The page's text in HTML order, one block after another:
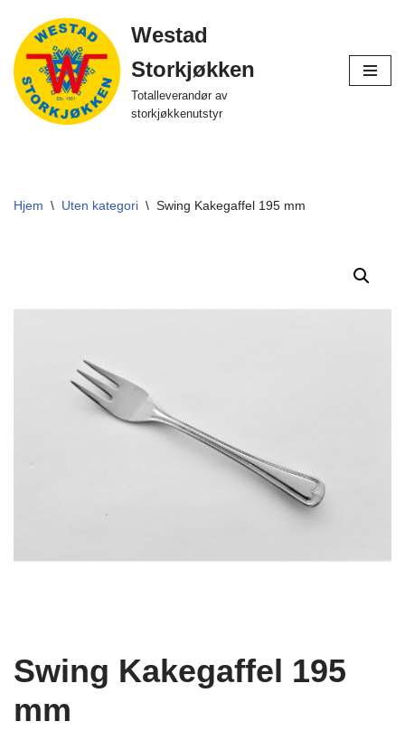
Hopp
til
innholdet
Westad
Storkjøkken
Totalleverandør av
storkjøkkenutstyr
Hjem \ Uten kategori \ Swing Kakegaffel 195 mm
Swing Kakegaffel 195
mm